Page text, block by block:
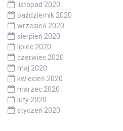
listopad 2020
październik 2020
wrzesień 2020
sierpień 2020
lipiec 2020
czerwiec 2020
maj 2020
kwiecień 2020
marzec 2020
luty 2020
styczeń 2020